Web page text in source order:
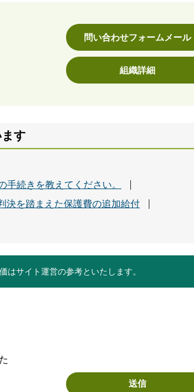
問い合わせフォームメール
組織詳細
す
続きを教えてください。
決を踏まえた保護費の追加給付
はサイト運営の参考といたします。